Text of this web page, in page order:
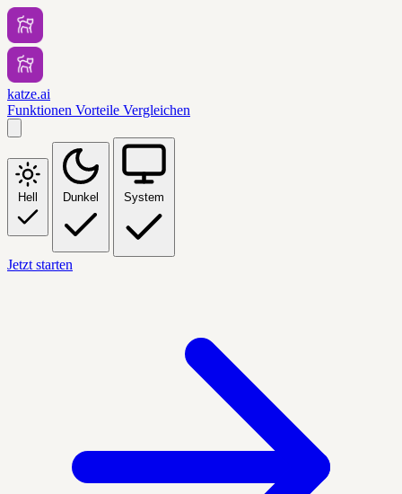
katze.ai
Funktionen Vorteile Vergleichen
Hell Dunkel System
Jetzt starten